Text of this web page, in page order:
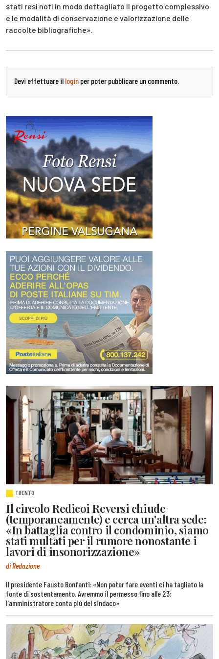
stati resi noti in modo dettagliato il progetto complessivo
e le modalità di conservazione e valorizzazione delle
raccolte bibliografiche».
Devi effettuare il login per poter pubblicare un commento.
TRENTO
Il circolo Redicoi Reversi chiude
(temporaneamente) e cerca un'altra sede:
«In battaglia contro il condominio, siamo
stati multati per il rumore nonostante i
lavori di insonorizzazione»
di Redazione
Il presidente Fausto Bonfanti: «Non poter fare eventi ci ha tagliato la
fonte di sostentamento. Avremmo il permesso fino alle 23:
l'amministratore conta più del sindaco»